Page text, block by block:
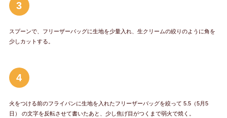
3
スプーンで、フリーザーバッグに生地を少量入れ、生クリームの絞りのように角を
少しカットする。
4
火をつける前のフライパンに生地を入れたフリーザーバッグを絞って 5.5（5月5
日） の文字を反転させて書いたあと、少し焦げ目がつくまで弱火で焼く。